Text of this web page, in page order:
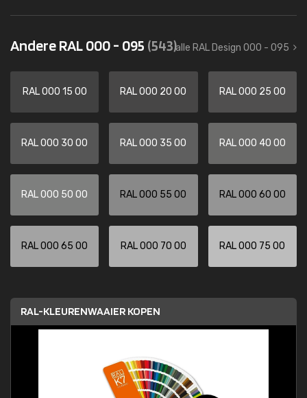
Andere RAL 000 - 095 (543)alle RAL Design 000 - 095
RAL 000 15 00 RAL 000 20 00 RAL 000 25 00
RAL 000 30 00 RAL 000 35 00 RAL 000 40 00
RAL 000 50 00 RAL 000 55 00 RAL 000 60 00
RAL 000 65 00 RAL 000 70 00 RAL 000 75 00
RAL-KLEURENWAAIER KOPEN